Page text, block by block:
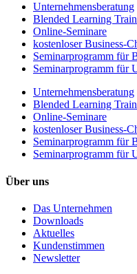
Unternehmens­beratung
Blended Learning
Online-Seminare
kostenloser Business-
Seminarprogramm für
Seminarprogramm für
Unternehmens­beratung
Blended Learning
Online-Seminare
kostenloser Business-
Seminarprogramm für
Seminarprogramm für
Über uns
Das Unternehmen
Downloads
Aktuelles
Kundenstimmen
Newsletter